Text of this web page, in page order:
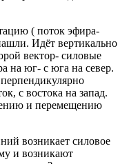
( поток эфира-
Идёт вертикально
вектор- силовые
на юг- с юга на север.
с востока на запад.
и перемещению
возникает силовое
и возникают